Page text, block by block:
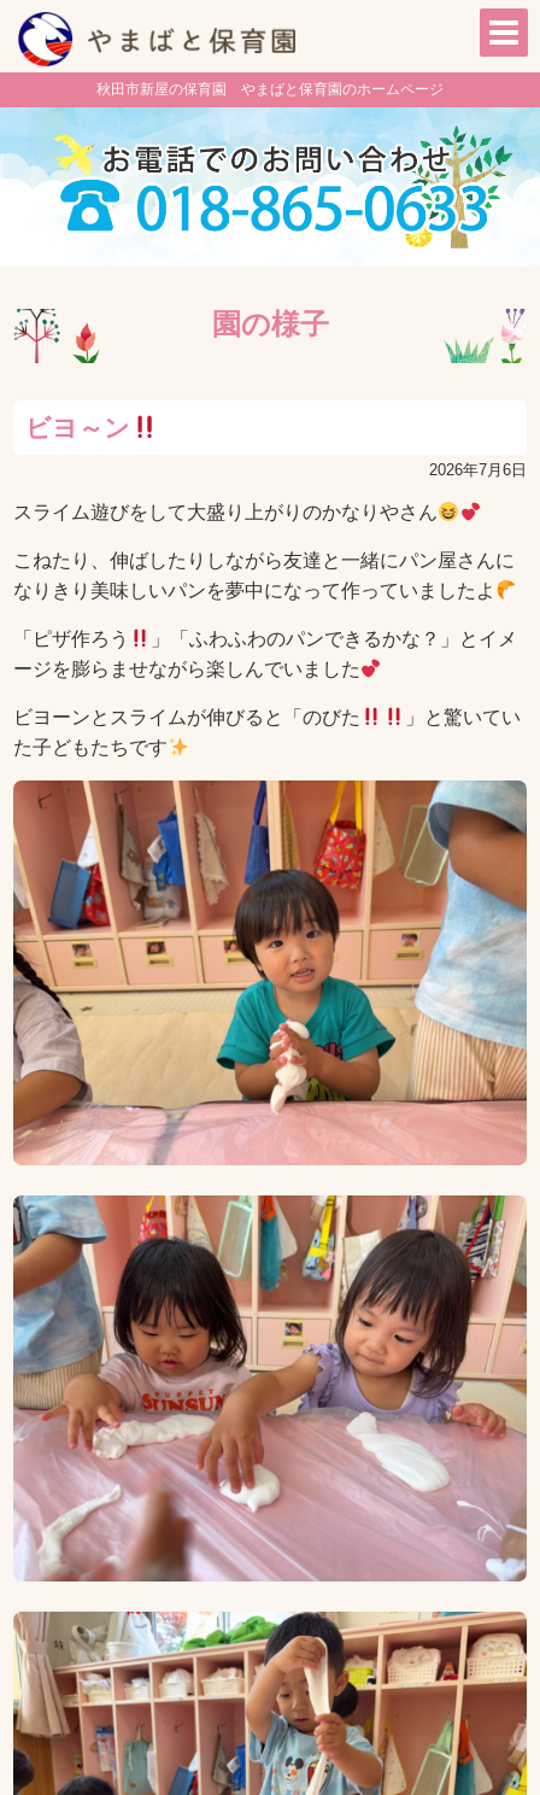
秋田市新屋の保育園 やまばと保育園のホームページ
園の様子
ビヨ～ン
2026年7月6日
スライム遊びをして大盛り上がりのかなりやさん
こねたり、伸ばしたりしながら友達と一緒にパン屋さんに
なりきり美味しいパンを夢中になって作っていましたよ
「ピザ作ろう
」「ふわふわのパンできるかな？」とイメ
ージを膨らませながら楽しんでいました
ビヨーンとスライムが伸びると「のびた
」と驚いてい
た子どもたちです